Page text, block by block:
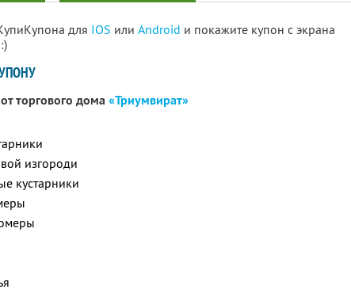
для IOS или Android и покажите купон с экрана
торгового дома«Триумвират»
изгороди
кустарники